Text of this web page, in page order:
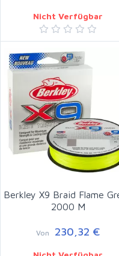
Nicht Verfügbar
Berkley X9 Braid Flame
2000 M
Von 230,32 €